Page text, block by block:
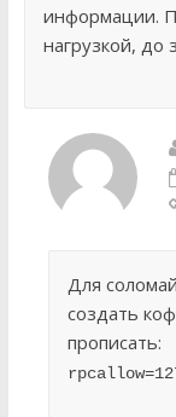
информации.
нагрузкой, до
Для
создать
прописать: